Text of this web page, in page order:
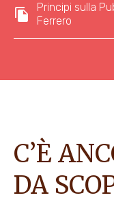
Principi sulla
Ferrero
C’È
DA